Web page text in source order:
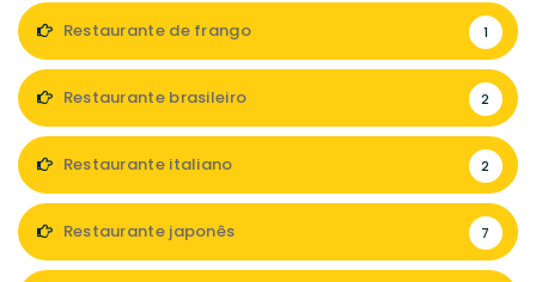
Restaurante de frango 1
Restaurante brasileiro 2
Restaurante italiano 2
Restaurante japonês 7